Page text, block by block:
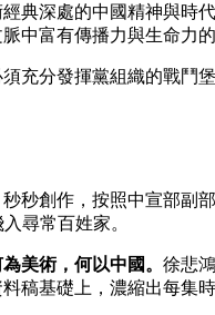
单 栏目 片库 热
典深處的中國精神與時
中富有傳播力與生命力
分發揮黨組織的戰鬥堡
創作，按照中宣部副部
尋常百姓家。
美術，何以中國。 徐悲
稿基礎上，濃縮出每集